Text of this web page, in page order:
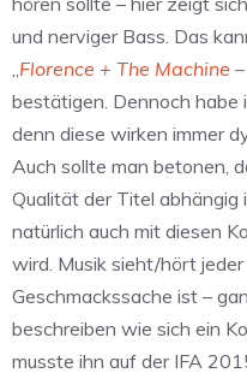
und nerviger Bass. Das
Florence + The Machine
bestätigen. Dennoch habe
denn diese wirken immer
Auch sollte man betonen,
Qualität der Titel
natürlich auch mit diesen
wird. Musik sieht/hört
Geschmackssache ist –
beschreiben wie sich ein
musste ihn auf der IFA